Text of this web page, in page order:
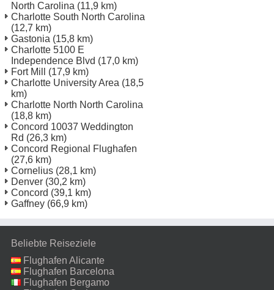
North Carolina (11,9 km)
Charlotte South North Carolina
(12,7 km)
Gastonia (15,8 km)
Charlotte 5100 E
Independence Blvd (17,0 km)
Fort Mill
(17,9 km)
Charlotte University Area (18,5
km)
Charlotte North North Carolina
(18,8 km)
Concord 10037 Weddington
Rd (26,3 km)
Concord Regional Flughafen
(27,6 km)
Cornelius (28,1 km)
Denver (30,2 km)
Concord (39,1 km)
Gaffney (66,9 km)
Beliebte Reiseziele
Flughafen Alicante
Flughafen Barcelona
Flughafen Bergamo